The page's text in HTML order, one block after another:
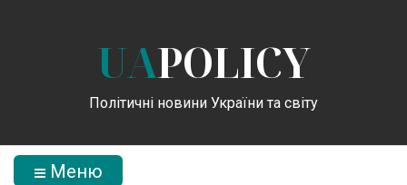
UAPOLICY
Політичні новини України та світу
Меню